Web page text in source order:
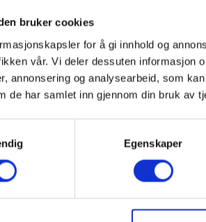
bruker cookies
for å gi innhold og
vår. Vi deler dessuten informasjon
annonsering og analysearbeid, som
de har samlet inn gjennom din bruk av
Egenskaper